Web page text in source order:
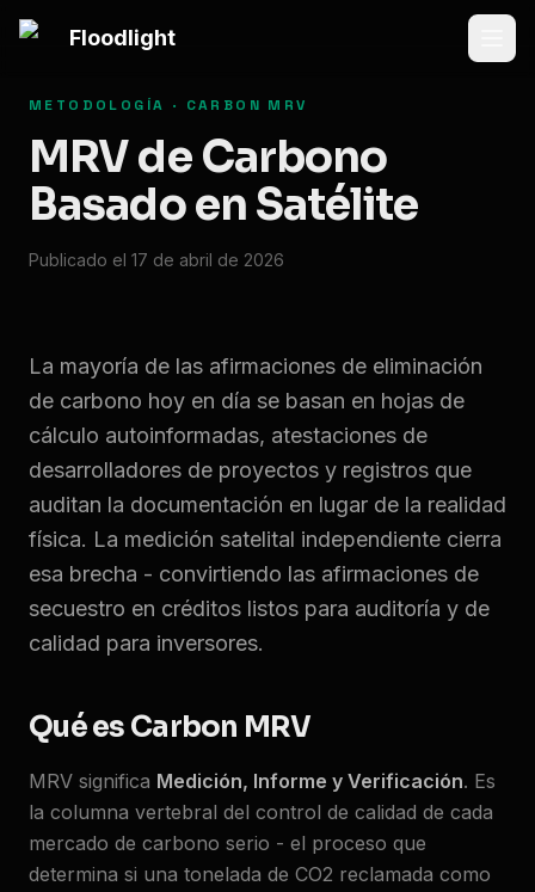
Saltar al contenido principal
Floodlight
METODOLOGÍA · CARBON MRV
MRV de Carbono
Basado en Satélite
Publicado el 17 de abril de 2026
La mayoría de las afirmaciones de eliminación
de carbono hoy en día se basan en hojas de
cálculo autoinformadas, atestaciones de
desarrolladores de proyectos y registros que
auditan la documentación en lugar de la realidad
física. La medición satelital independiente cierra
esa brecha - convirtiendo las afirmaciones de
secuestro en créditos listos para auditoría y de
calidad para inversores.
Qué es Carbon MRV
MRV significa Medición, Informe y Verificación. Es
la columna vertebral del control de calidad de cada
mercado de carbono serio - el proceso que
determina si una tonelada de CO2 reclamada como